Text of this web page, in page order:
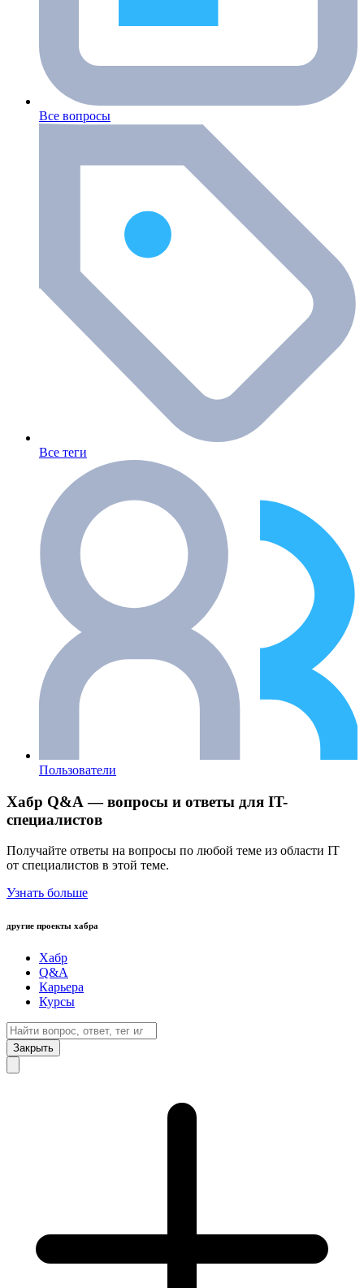
Все вопросы
Все теги
Пользователи
Хабр Q&A — вопросы и ответы для IT-
специалистов
Получайте ответы на вопросы по любой теме из области IT
от специалистов в этой теме.
Узнать больше
другие проекты хабра
Хабр
Q&A
Карьера
Курсы
Закрыть